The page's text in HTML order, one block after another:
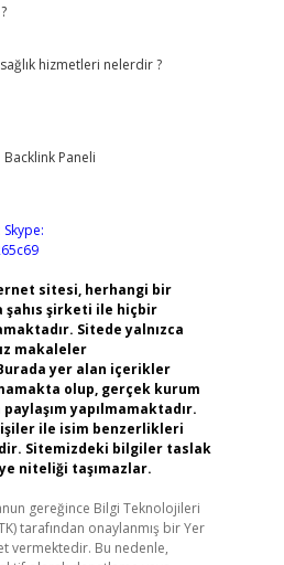
hizmetleri nelerdir ?
Skype:
sitesi, herhangi bir
şahıs şirketi ile hiçbir
Sitede yalnızca
makaleler
yer alan içerikler
olup, gerçek kurum
yapılmamaktadır.
ile isim benzerlikleri
Sitemizdeki bilgiler taslak
niteliği taşımazlar.
gereğince Bilgi Teknolojileri
tarafından onaylanmış bir Yer
vermektedir. Bu nedenle,